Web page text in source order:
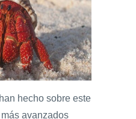
hecho sobre este
avanzados